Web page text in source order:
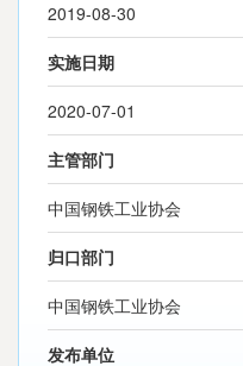
2019-08-30
实施日期
2020-07-01
主管部门
中国钢铁工业协会
归口部门
中国钢铁工业协会
发布单位